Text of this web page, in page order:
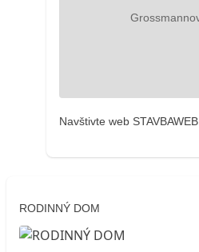
Navštivte web STAVBAWEB
RODINNÝ DOM